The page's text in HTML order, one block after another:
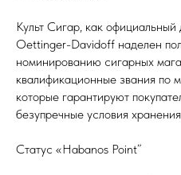
Культ Сигар, как
Oettinger-Davidoff наделен
номинированию сигарных
квалификационные звания по
которые гарантируют
безупречные условия
Статус «Habanos Point”